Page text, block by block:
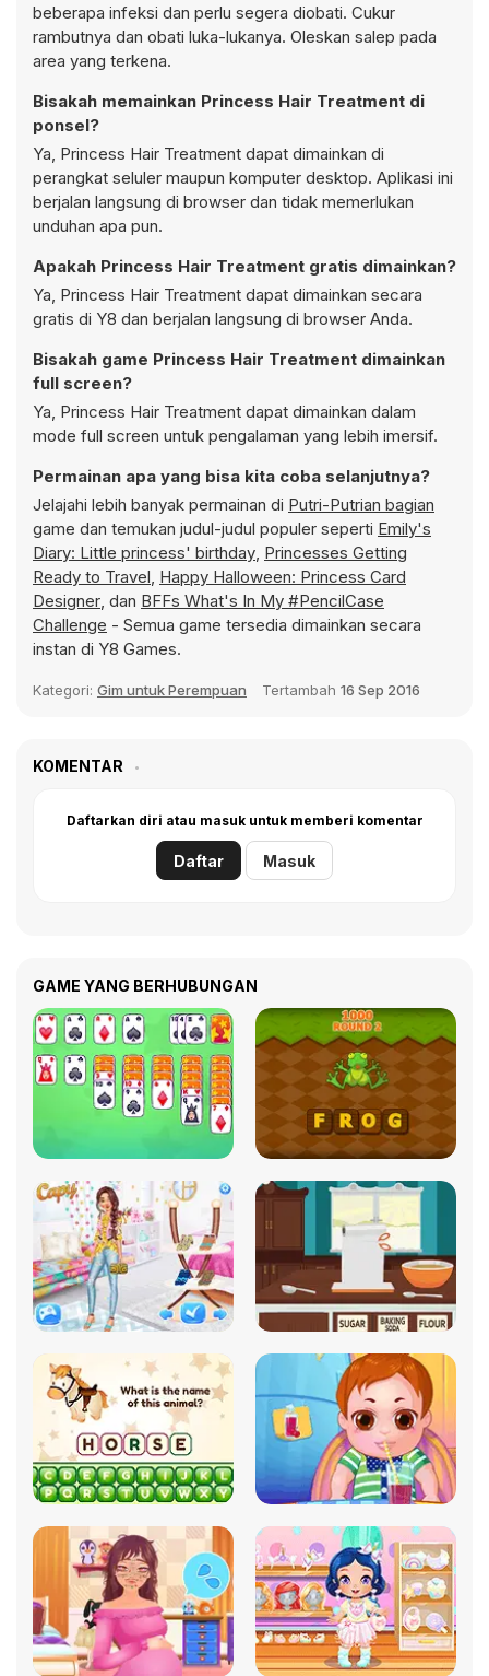
beberapa infeksi dan perlu segera diobati. Cukur
rambutnya dan obati luka-lukanya. Oleskan salep pada
area yang terkena.
Bisakah memainkan Princess Hair Treatment di
ponsel?
Ya, Princess Hair Treatment dapat dimainkan di
perangkat seluler maupun komputer desktop. Aplikasi ini
berjalan langsung di browser dan tidak memerlukan
unduhan apa pun.
Apakah Princess Hair Treatment gratis dimainkan?
Ya, Princess Hair Treatment dapat dimainkan secara
gratis di Y8 dan berjalan langsung di browser Anda.
Bisakah game Princess Hair Treatment dimainkan
full screen?
Ya, Princess Hair Treatment dapat dimainkan dalam
mode full screen untuk pengalaman yang lebih imersif.
Permainan apa yang bisa kita coba selanjutnya?
Jelajahi lebih banyak permainan di Putri-Putrian bagian
game dan temukan judul-judul populer seperti Emily's
Diary: Little princess' birthday, Princesses Getting
Ready to Travel, Happy Halloween: Princess Card
Designer, dan BFFs What's In My #PencilCase
Challenge - Semua game tersedia dimainkan secara
instan di Y8 Games.
Kategori: Gim untuk Perempuan Tertambah 16 Sep 2016
KOMENTAR
Daftarkan diri atau masuk untuk memberi komentar
Daftar Masuk
GAME YANG BERHUBUNGAN